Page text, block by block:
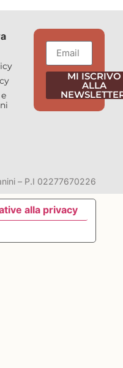
MI ISCRIVO
ALLA
– P.I 02277670226
alla privacy